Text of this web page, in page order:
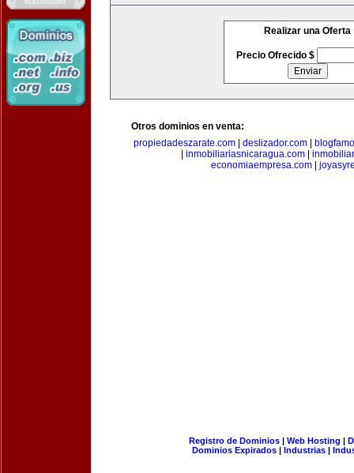
Realizar una Oferta
Precio Ofrecido $
Otros dominios en venta:
propiedadeszarate.com| deslizador.com|
inmobiliariasnicaragua.com
economiaempresa.com|
Registro de Dominios| Web Hosting |
Dominios Expirados | Industrias |